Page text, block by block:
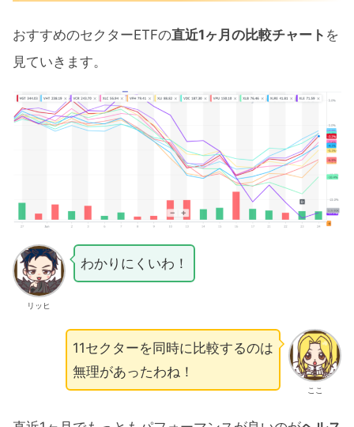
おすすめのセクターETFの直近1ヶ月の比較チャート を
見ていきます。
リッヒ
わかりにくいわ！
ここ
11セクターを同時に比較するのは
無理があったわね！